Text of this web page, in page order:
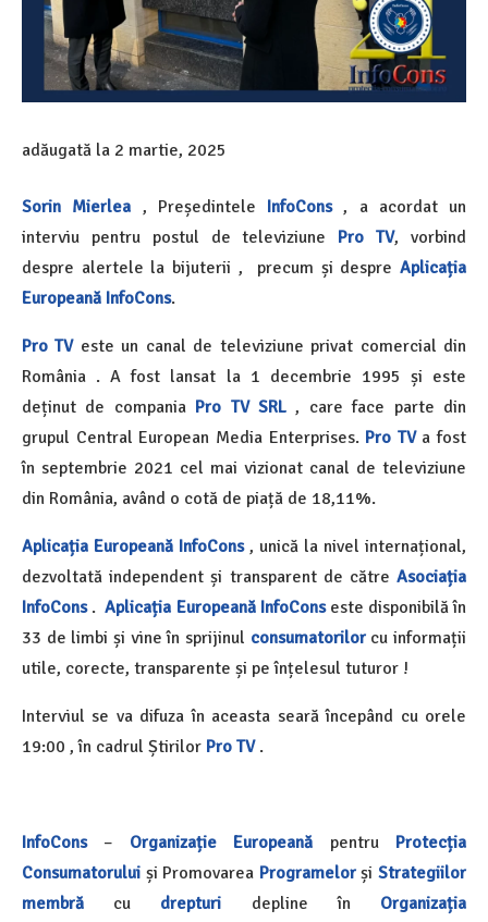
adăugată la 2 martie, 2025
Sorin Mierlea , Președintele InfoCons , a acordat un
interviu pentru postul de televiziune Pro TV, vorbind
despre alertele la bijuterii , precum și despreAplicația
Europeană InfoCons.
Pro TV este un canal de televiziune privat comercial din
România . A fost lansat la 1 decembrie 1995 și este
deținut de compania Pro TV SRL , care face parte din
grupul Central European Media Enterprises. Pro TVa fost
în septembrie 2021 cel mai vizionat canal de televiziune
din România, având o cotă de piață de 18,11%.
Aplicația Europeană InfoCons , unică la nivel internațional,
dezvoltată independent și transparent de către Asociația
InfoCons. Aplicația Europeană InfoCons este disponibilă în
33 de limbi și vine în sprijinul consumatorilor cu informații
utile, corecte, transparente și pe înțelesul tuturor !
Interviul se va difuza în aceasta seară începând cu orele
19:00 , în cadrul Știrilor Pro TV.
InfoCons – Organizație Europeană pentru
Protecția
Consumatorului și Promovarea Programelor șiStrategiilor
membră
cu drepturi depline în
Organizația